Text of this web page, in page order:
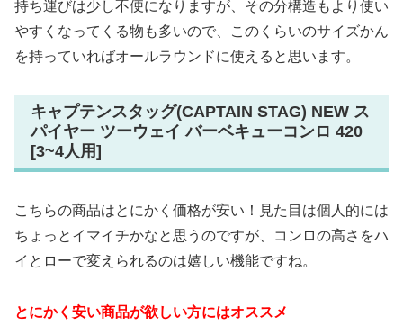
持ち運びは少し不便になりますが、その分構造もより使い
やすくなってくる物も多いので、このくらいのサイズかん
を持っていればオールラウンドに使えると思います。
キャプテンスタッグ(CAPTAIN STAG) NEW ス
パイヤー ツーウェイ バーベキューコンロ 420
[3~4人用]
こちらの商品はとにかく価格が安い！見た目は個人的には
ちょっとイマイチかなと思うのですが、コンロの高さをハ
イとローで変えられるのは嬉しい機能ですね。
とにかく安い商品が欲しい方にはオススメ